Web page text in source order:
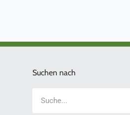
Suchen nach